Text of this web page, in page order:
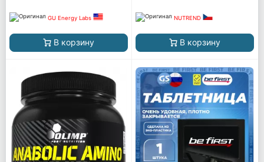
GU Energy Labs
В корзину
NUTREND
В корзину